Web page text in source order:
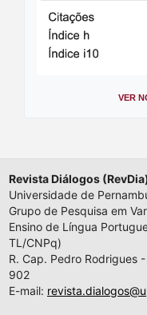
VER
Revista Diálogos
Universidade de
Grupo de Pesquisa em
Ensino de Língua
TL/CNPq)
R. Cap. Pedro Rodrigues
902
E-mail: